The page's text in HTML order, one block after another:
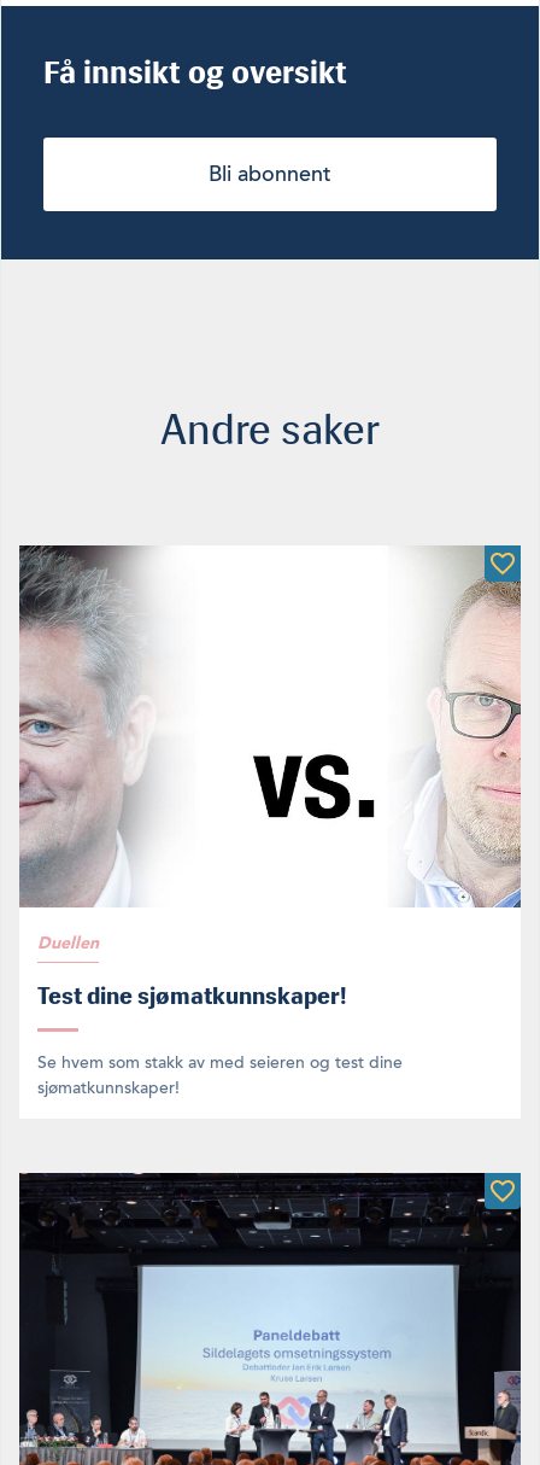
Få innsikt og oversikt
Bli abonnent
Andre saker
Duellen
Test dine sjømatkunnskaper!
Se hvem som stakk av med seieren og test dine
sjømatkunnskaper!